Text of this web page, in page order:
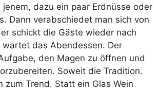
dazu ein paar Erdnüsse oder
Dann verabschiedet man sich von
schickt die Gäste wieder nach
wartet das Abendessen. Der
den Magen zu öffnen und
Soweit die Tradition.
zum Trend. Statt ein Glas Wein